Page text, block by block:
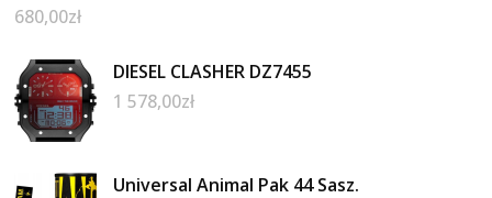
680,00zł
DIESEL CLASHER DZ7455
1 578,00zł
Universal Animal Pak 44 Sasz.